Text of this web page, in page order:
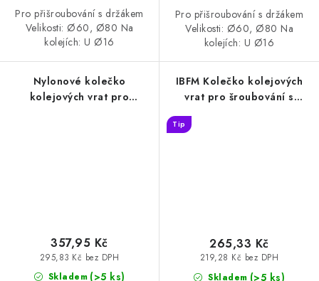
Pro přišroubování s držákem
Velikosti: Ø60, Ø80 Na
kolejích: U Ø16
Pro přišroubování s držákem
Velikosti: Ø60, Ø80 Na
kolejích: U Ø16
Nylonové kolečko
kolejových vrat pro
Skladem (>5 ks)
295,83 Kč bez DPH
357,95 Kč
IBFM Kolečko kolejových
vrat pro šroubování s
Tip
Skladem (>5 ks)
219,28 Kč bez DPH
265,33 Kč